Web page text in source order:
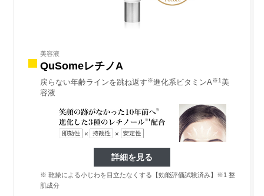
美容液
QuSomeレチノA
戻らない年齢ラインを跳ね返す※進化系ビタミンA※1 美
容液
詳細を見る
※ 乾燥による小じわを目立たなくする【効能評価試験済み】※1 整
肌成分